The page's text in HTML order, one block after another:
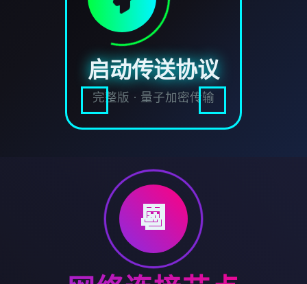
启动传送协议
完整版 · 量子加密传输
📆